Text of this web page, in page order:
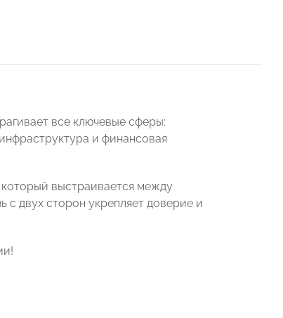
все ключевые сферы:
и финансовая
выстраивается между
двух сторон укрепляет доверие и